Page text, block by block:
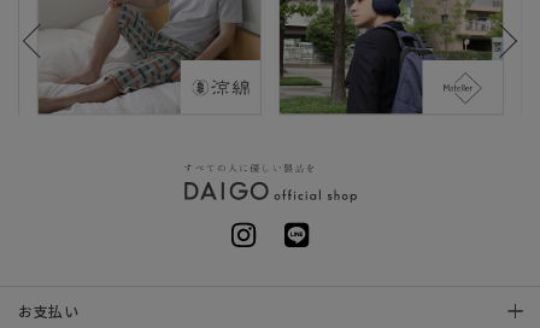
お支払い